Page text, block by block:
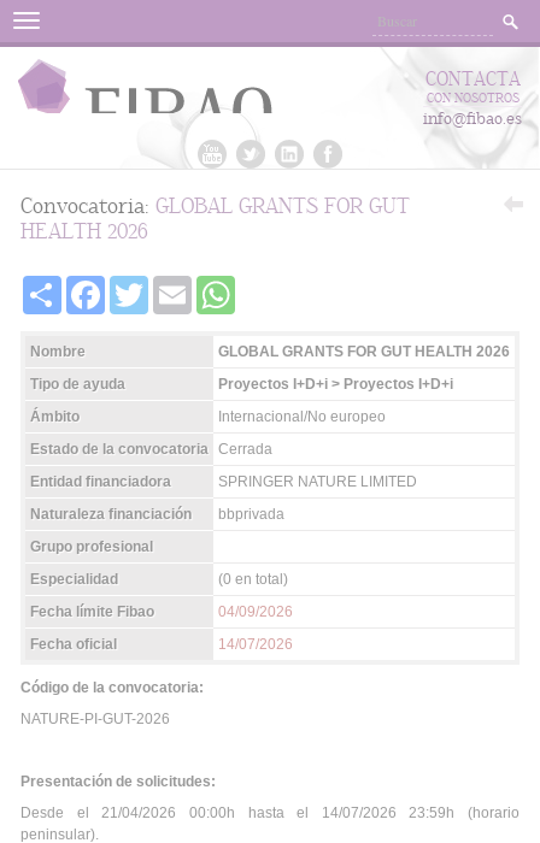
Menu
CONTACTA
CON NOSOTROS
info@fibao.es
Convocatoria: GLOBAL GRANTS FOR GUT
HEALTH 2026
Share FacebookTwitter Email
Nombre
GLOBAL GRANTS FOR GUT HEALTH 2026
Tipo de ayuda
Proyectos I+D+i > Proyectos I+D+i
Ámbito
Internacional/No europeo
Estado de la convocatoria Cerrada
Entidad financiadora
SPRINGER NATURE LIMITED
Naturaleza financiación
bbprivada
Grupo profesional
Especialidad
(0 en total)
Fecha límite Fibao
04/09/2026
Fecha oficial
14/07/2026
Código de la convocatoria:
NATURE-PI-GUT-2026
Presentación de solicitudes:
Desde el 21/04/2026 00:00h hasta el 14/07/2026 23:59h (horario
peninsular).